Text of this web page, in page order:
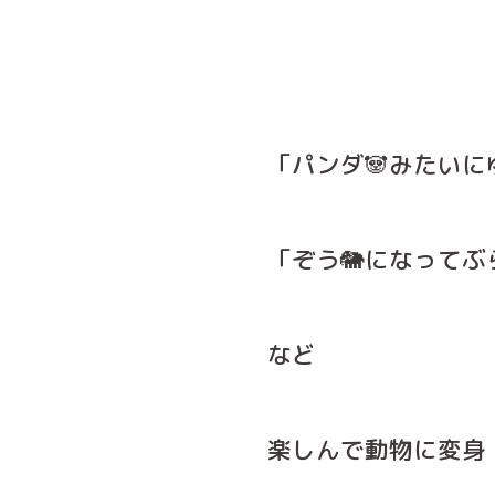
「パンダ🐼みたいに
「ぞう🐘になってぶ
など
楽しんで動物に変身